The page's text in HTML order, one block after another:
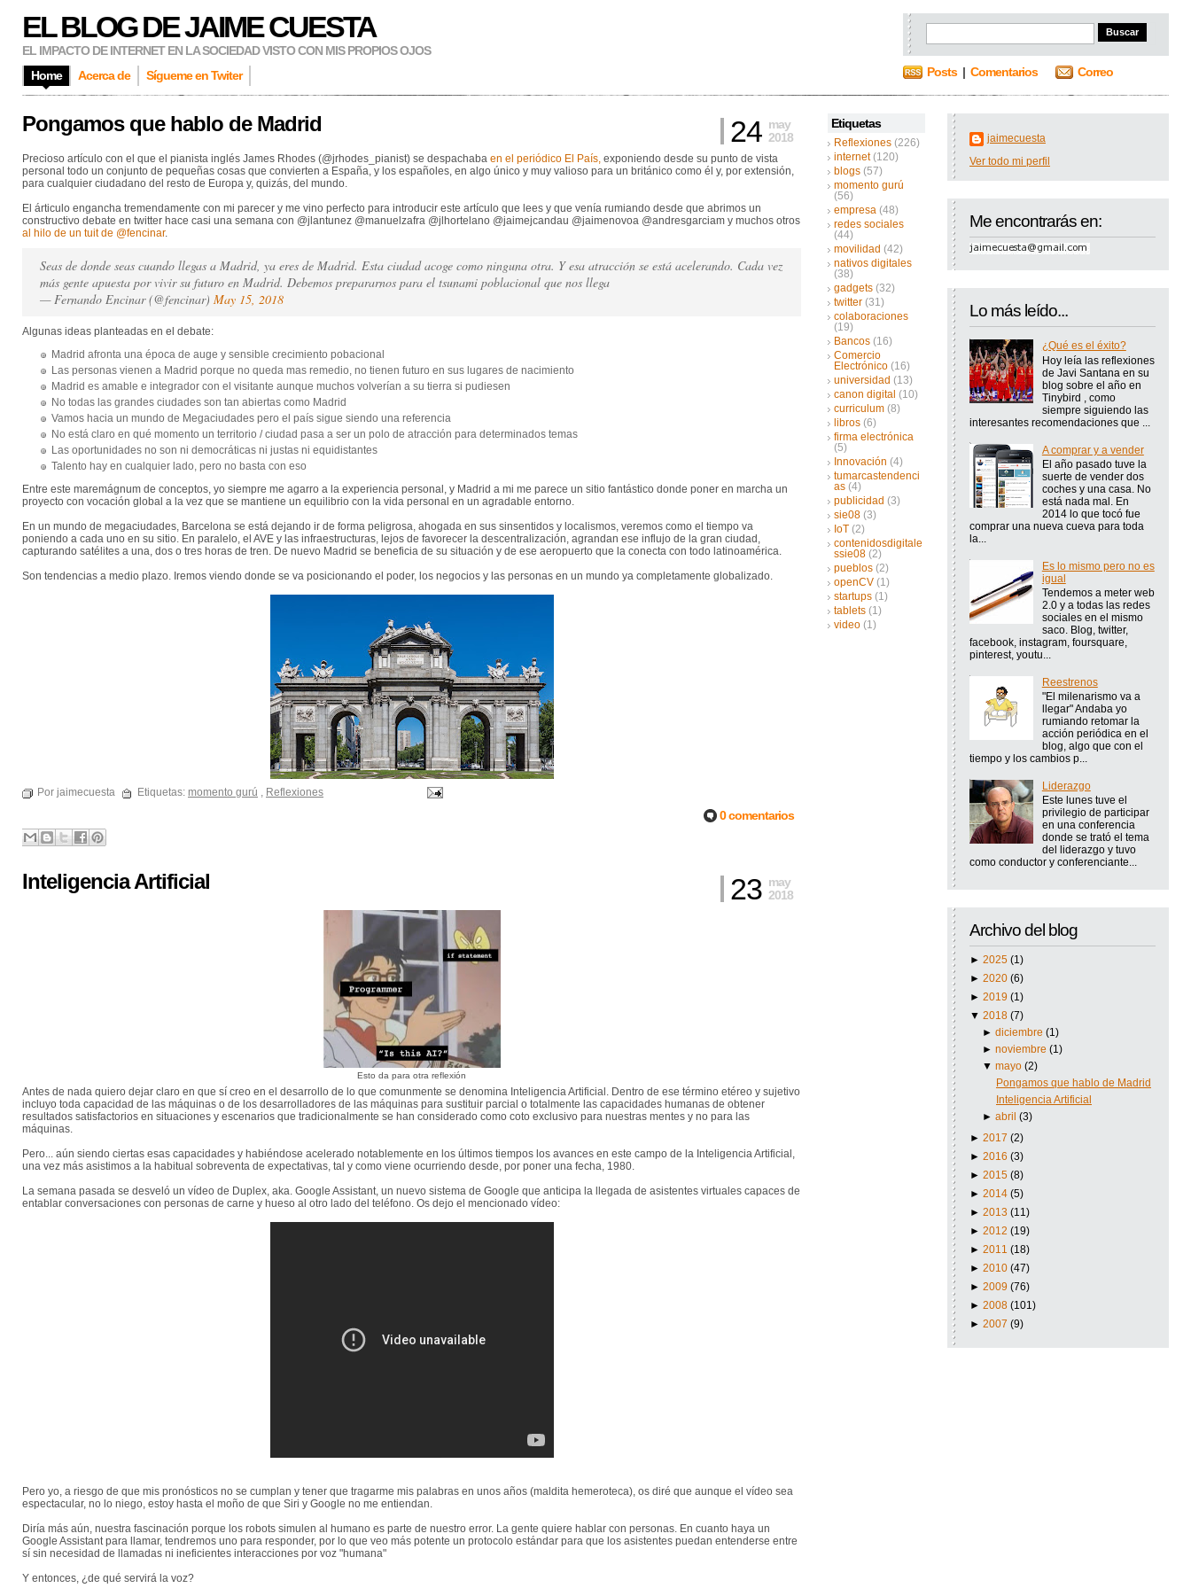
EL BLOG DE JAIME CUESTA
EL IMPACTO DE INTERNET EN LA SOCIEDAD VISTO CON MIS PROPIOS OJOS
Home
Acerca de Sígueme en Twiter Posts| Comentarios Correo
Etiquetas
Reflexiones (226)
internet (120)
blogs (57)
momento gurú
(56)
empresa (48)
redes sociales
(44)
movilidad (42)
nativos digitales
(38)
gadgets (32)
twitter (31)
colaboraciones
(19)
Bancos (16)
Comercio
Electrónico (16)
universidad (13)
canon digital (10)
curriculum (8)
libros (6)
firma electrónica
(5)
Innovación (4)
tumarcastendenci
as (4)
publicidad (3)
sie08 (3)
IoT (2)
contenidosdigitale
ssie08 (2)
pueblos (2)
openCV (1)
startups (1)
tablets (1)
video (1)
jaimecuesta
Ver todo mi perfil
Me encontrarás en:
Lo más leído...
¿Qué es el éxito?
Hoy leía las reflexiones
de Javi Santana en su
blog sobre el año en
Tinybird , como
siempre siguiendo las
interesantes recomendaciones que ...
A comprar y a vender
El año pasado tuve la
suerte de vender dos
coches y una casa. No
está nada mal. En
2014 lo que tocó fue
comprar una nueva cueva para toda
la...
Es lo mismo pero no es
igual
Tendemos a meter web
2.0 y a todas las redes
sociales en el mismo
saco. Blog, twitter,
facebook, instagram, foursquare,
pinterest, youtu...
Reestrenos
"El milenarismo va a
llegar" Andaba yo
rumiando retomar la
acción periódica en el
blog, algo que con el
tiempo y los cambios p...
Liderazgo
Este lunes tuve el
privilegio de participar
en una conferencia
donde se trató el tema
del liderazgo y tuvo
como conductor y conferenciante...
Archivo del blog
► 2025 (1)
► 2020 (6)
► 2019 (1)
▼ 2018 (7)
►diciembre(1)
►noviembre(1)
▼mayo(2)
Pongamos que hablo de Madrid
Inteligencia Artificial
►abril(3)
► 2017 (2)
► 2016 (3)
► 2015 (8)
► 2014 (5)
► 2013 (11)
► 2012 (19)
► 2011 (18)
► 2010 (47)
► 2009 (76)
► 2008 (101)
► 2007 (9)
Pongamos que hablo de Madrid 24 may
2018
Precioso artículo con el que el pianista inglés James Rhodes (@jrhodes_pianist) se despachaba en el periódico El País, exponiendo desde su punto de vista
personal todo un conjunto de pequeñas cosas que convierten a España, y los españoles, en algo único y muy valioso para un británico como él y, por extensión,
para cualquier ciudadano del resto de Europa y, quizás, del mundo.
El árticulo engancha tremendamente con mi parecer y me vino perfecto para introducir este artículo que lees y que venía rumiando desde que abrimos un
constructivo debate en twitter hace casi una semana con @jlantunez @manuelzafra @jlhortelano @jaimejcandau @jaimenovoa @andresgarciam y muchos otros
al hilo de un tuit de @fencinar.
Seas de donde seas cuando llegas a Madrid, ya eres de Madrid. Esta ciudad acoge como ninguna otra. Y esa atracción se está acelerando. Cada vez
más gente apuesta por vivir su futuro en Madrid. Debemos prepararnos para el tsunami poblacional que nos llega
— Fernando Encinar (@fencinar) May 15, 2018
Algunas ideas planteadas en el debate:
Madrid afronta una época de auge y sensible crecimiento pobacional
Las personas vienen a Madrid porque no queda mas remedio, no tienen futuro en sus lugares de nacimiento
Madrid es amable e integrador con el visitante aunque muchos volverían a su tierra si pudiesen
No todas las grandes ciudades son tan abiertas como Madrid
Vamos hacia un mundo de Megaciudades pero el país sigue siendo una referencia
No está claro en qué momento un territorio / ciudad pasa a ser un polo de atracción para determinados temas
Las oportunidades no son ni democráticas ni justas ni equidistantes
Talento hay en cualquier lado, pero no basta con eso
Entre este maremágnum de conceptos, yo siempre me agarro a la experiencia personal, y Madrid a mi me parece un sitio fantástico donde poner en marcha un
proyecto con vocación global a la vez que se mantiene un equilibrio con la vida personal en un agradable entorno.
En un mundo de megaciudades, Barcelona se está dejando ir de forma peligrosa, ahogada en sus sinsentidos y localismos, veremos como el tiempo va
poniendo a cada uno en su sitio. En paralelo, el AVE y las infraestructuras, lejos de favorecer la descentralización, agrandan ese influjo de la gran ciudad,
capturando satélites a una, dos o tres horas de tren. De nuevo Madrid se beneficia de su situación y de ese aeropuerto que la conecta con todo latinoamérica.
Son tendencias a medio plazo. Iremos viendo donde se va posicionando el poder, los negocios y las personas en un mundo ya completamente globalizado.
Por jaimecuesta Etiquetas: momento gurú , Reflexiones
0 comentarios
Inteligencia Artificial 23 may
2018
Esto da para otra reflexión
Antes de nada quiero dejar claro en que sí creo en el desarrollo de lo que comunmente se denomina Inteligencia Artificial. Dentro de ese término etéreo y sujetivo
incluyo toda capacidad de las máquinas o de los desarrolladores de las máquinas para sustituir parcial o totalmente las capacidades humanas de obtener
resultados satisfactorios en situaciones y escenarios que tradicionalmente se han considerado como coto exclusivo para nuestras mentes y no para las
máquinas.
Pero... aún siendo ciertas esas capacidades y habiéndose acelerado notablemente en los últimos tiempos los avances en este campo de la Inteligencia Artificial,
una vez más asistimos a la habitual sobreventa de expectativas, tal y como viene ocurriendo desde, por poner una fecha, 1980.
La semana pasada se desveló un vídeo de Duplex, aka. Google Assistant, un nuevo sistema de Google que anticipa la llegada de asistentes virtuales capaces de
entablar conversaciones con personas de carne y hueso al otro lado del teléfono. Os dejo el mencionado vídeo:
Pero yo, a riesgo de que mis pronósticos no se cumplan y tener que tragarme mis palabras en unos años (maldita hemeroteca), os diré que aunque el vídeo sea
espectacular, no lo niego, estoy hasta el moño de que Siri y Google no me entiendan.
Diría más aún, nuestra fascinación porque los robots simulen al humano es parte de nuestro error. La gente quiere hablar con personas. En cuanto haya un
Google Assistant para llamar, tendremos uno para responder, por lo que veo más potente un protocolo estándar para que los asistentes puedan entenderse entre
sí sin necesidad de llamadas ni ineficientes interacciones por voz "humana"
Y entonces, ¿de qué servirá la voz?